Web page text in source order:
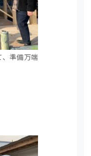
準備万端